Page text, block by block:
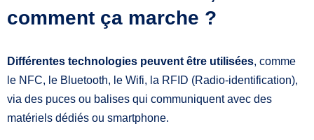
comment ça marche ?
Différentes technologies peuvent être utilisées, comme
le NFC, le Bluetooth, le Wifi, la RFID (Radio-identification),
via des puces ou balises qui communiquent avec des
matériels dédiés ou smartphone.